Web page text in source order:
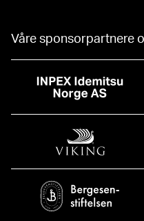
Våre sponsorpartnere